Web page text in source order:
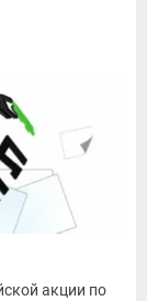
акции по